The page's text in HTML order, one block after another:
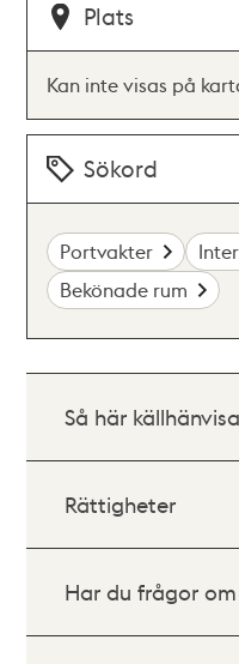
Plats
Kan inte visas på
Sökord
Portvakter
Bekönade rum
Så här
Rättigheter
Har du frågor